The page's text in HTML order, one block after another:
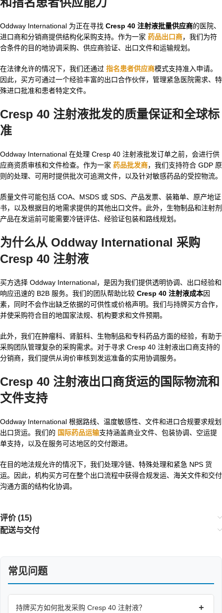
Oddway International 为正在寻找 Cresp 40 注射液批量供应商的医院、
进口商和分销商提供结构化采购支持。作为一家 药品出口商，我们为符
合条件的目的地协调采购、供应商验证、出口文件和运输规划。
在法律允许的情况下，我们还通过 指名患者供应商模式支持准入申请。
因此，买方可通过一个经验丰富的出口合作伙伴，管理紧急医院需求、特
殊进口批准和患者特定文件。
Cresp 40 注射液批发的质量保证和全球标
准
Oddway International 在处理 Cresp 40 注射液批发订单之前，会进行供
应商资质审核和文件检查。作为一家 药品批发商，我们支持符合 GDP 原
则的处理、可用时提供批次可追溯文件，以及针对敏感药品的受控物流。
质量文件可能包括 COA、MSDS 或 SDS、产品发票、装箱单、原产地证
书，以及根据目的地需求提供的其他出口文件。此外，生物制品和注射剂
产品在发运前可能需要冷链评估、经验证包装和路线规划。
为什么从 Oddway International 采购
Cresp 40 注射液
买方选择 Oddway International，是因为我们提供透明协调、出口经验和
响应迅速的 B2B 服务。我们的团队帮助比较 Cresp 40 注射液成本因
素，同时不会作出缺乏依据的可供性或价格声明。我们与持牌买方合作，
并使采购符合目的地国家法规、机构要求和文件预期。
此外，我们在肿瘤科、肾脏科、生物制品和专科药品方面的经验，有助于
采购团队管理复杂的采购需求。对于寻求 Cresp 40 注射液出口商支持的
分销商，我们提供从询价审核到发运准备的实用协调服务。
Cresp 40 注射液出口商货运的国际物流和
文件支持
Oddway International 根据路线、温度敏感性、文件和进口合规要求规划
出口货运。我们的 国际药品运输支持涵盖商业文件、包装协调、空运提
单支持，以及在服务可达地区的交付跟进。
在目的地法规允许的情况下，我们处理冷链、特殊处理和紧急 NPS 货
运。因此，机构买方可在整个出口流程中获得合规发运、海关文件和交付
沟通方面的结构化协调。
评价 (15)
配送与交付
常见问题
持牌买方如何批发采购 Cresp 40 注射液？ +